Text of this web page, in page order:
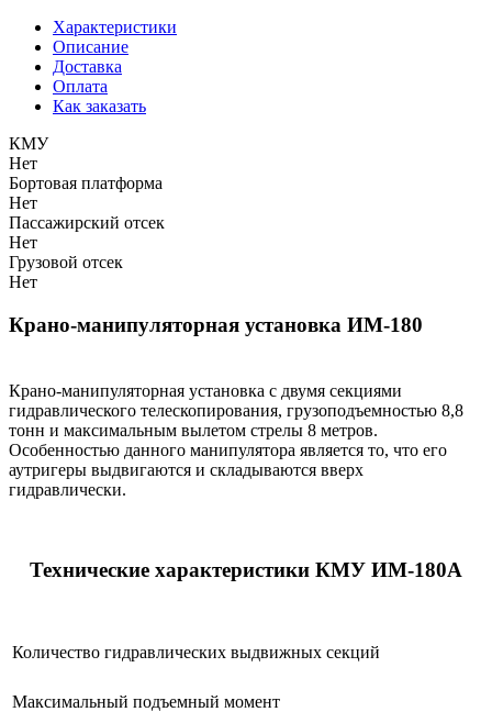
Характеристики
Описание
Доставка
Оплата
Как заказать
КМУ
Нет
Бортовая платформа
Нет
Пассажирский отсек
Нет
Грузовой отсек
Нет
Крано-манипуляторная установка ИМ-180
Крано-манипуляторная установка с двумя секциями
гидравлического телескопирования, грузоподъемностью 8,8
тонн и максимальным вылетом стрелы 8 метров.
Особенностью данного манипулятора является то, что его
аутригеры выдвигаются и складываются вверх
гидравлически.
Технические характеристики КМУ ИМ-180А
Количество гидравлических выдвижных секций
Максимальный подъемный момент